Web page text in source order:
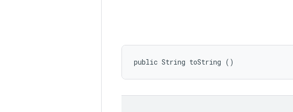
public String toString ()